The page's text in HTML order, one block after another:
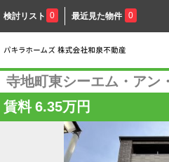
検討リスト 0 最近見た物件 0
寺地町東シーエム・アン
賃料 6.35万円